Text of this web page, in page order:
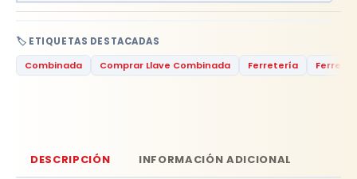
🏷️ ETIQUETAS DESTACADAS
Combinada
Comprar Llave Combinada Ferretería
DESCRIPCIÓN INFORMACIÓN ADICIONAL